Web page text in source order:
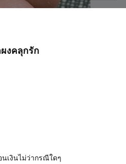
งคลุกรัก
เงินไม่ว่ากรณีใดๆ